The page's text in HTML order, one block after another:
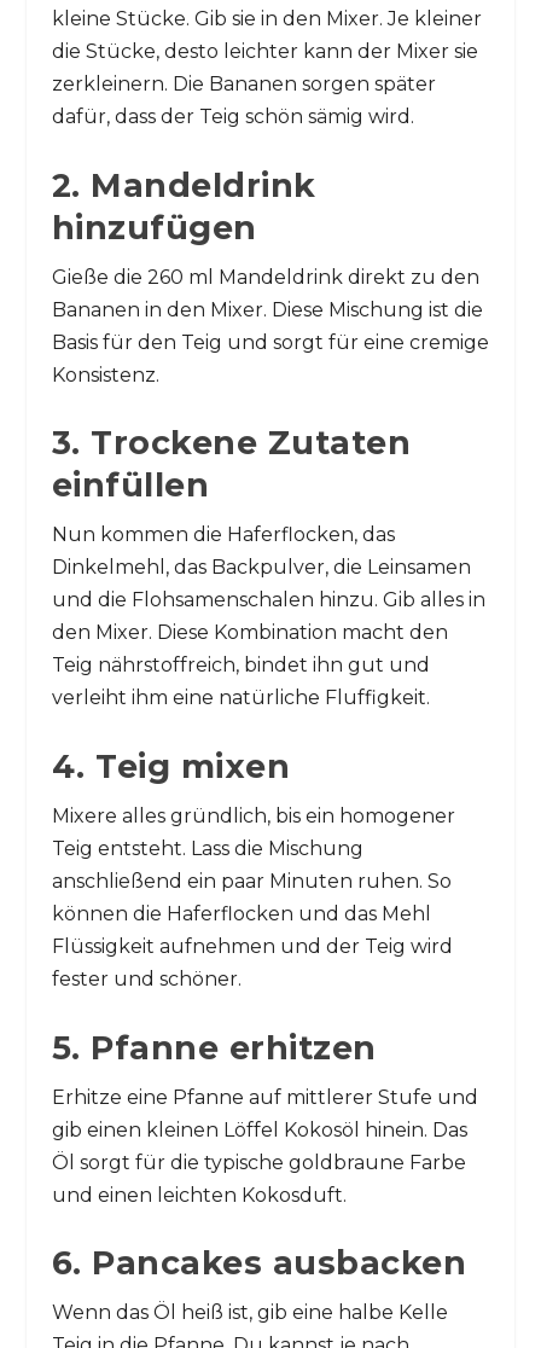
kleine Stücke. Gib sie in den Mixer. Je kleiner
die Stücke, desto leichter kann der Mixer sie
zerkleinern. Die Bananen sorgen später
dafür, dass der Teig schön sämig wird.
2. Mandeldrink
hinzufügen
Gieße die 260 ml Mandeldrink direkt zu den
Bananen in den Mixer. Diese Mischung ist die
Basis für den Teig und sorgt für eine cremige
Konsistenz.
3. Trockene Zutaten
einfüllen
Nun kommen die Haferflocken, das
Dinkelmehl, das Backpulver, die Leinsamen
und die Flohsamenschalen hinzu. Gib alles in
den Mixer. Diese Kombination macht den
Teig nährstoffreich, bindet ihn gut und
verleiht ihm eine natürliche Fluffigkeit.
4. Teig mixen
Mixere alles gründlich, bis ein homogener
Teig entsteht. Lass die Mischung
anschließend ein paar Minuten ruhen. So
können die Haferflocken und das Mehl
Flüssigkeit aufnehmen und der Teig wird
fester und schöner.
5. Pfanne erhitzen
Erhitze eine Pfanne auf mittlerer Stufe und
gib einen kleinen Löffel Kokosöl hinein. Das
Öl sorgt für die typische goldbraune Farbe
und einen leichten Kokosduft.
6. Pancakes ausbacken
Wenn das Öl heiß ist, gib eine halbe Kelle